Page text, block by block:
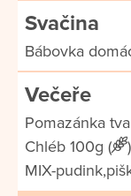
Svačina
Bábovka
Večeře
Pomazánka
Chléb 100g (
MIX-